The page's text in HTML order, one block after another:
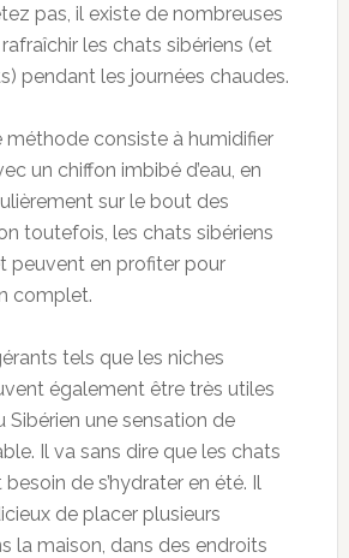
pas, il existe de nombreuses
les chats sibériens (et
pendant les journées chaudes.
méthode consiste à humidifier
un chiffon imbibé d’eau, en
sur le bout des
toutefois, les chats sibériens
peuvent en profiter pour
complet.
tels que les niches
également être très utiles
Sibérien une sensation de
Il va sans dire que les chats
de s’hydrater en été. Il
de placer plusieurs
la maison, dans des endroits